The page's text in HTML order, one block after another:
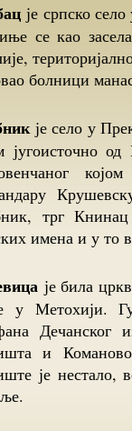
је српско
се као
болници
је село у
југоисточно
трг
имена и у то
је била
у Метохији.
Дечанског
и
је нестало,